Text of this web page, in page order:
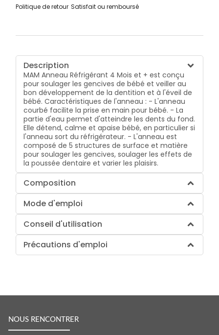
Politique de retour Satisfait ou remboursé
Description
MAM Anneau Réfrigérant 4 Mois et + est conçu
pour soulager les gencives de bébé et veiller au
bon développement de la dentition et à l'éveil de
bébé. Caractéristiques de l'anneau : - L'anneau
courbé facilite la prise en main pour bébé. - La
partie d'eau permet d'atteindre les dents du fond.
Elle détend, calme et apaise bébé, en particulier si
l'anneau sort du réfrigérateur. - L'anneau est
composé de 5 structures de surface et matière
pour soulager les gencives, soulager les effets de
la poussée dentaire et varier les plaisirs.
Composition
Mode d'emploi
Conseil d'utilisation
Précautions d'emploi
NOUS RENCONTRER